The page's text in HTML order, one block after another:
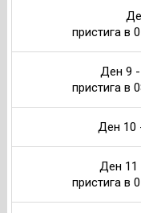
пристига в
Ден 9 -
пристига в
Ден 10
Ден 11
пристига в